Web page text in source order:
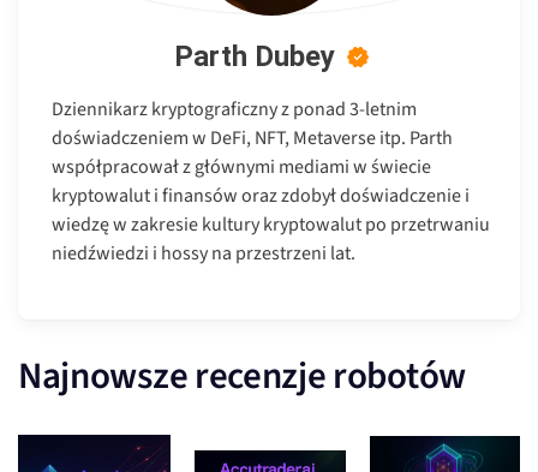
Parth Dubey
Dziennikarz kryptograficzny z ponad 3-letnim
doświadczeniem w DeFi, NFT, Metaverse itp. Parth
współpracował z głównymi mediami w świecie
kryptowalut i finansów oraz zdobył doświadczenie i
wiedzę w zakresie kultury kryptowalut po przetrwaniu
niedźwiedzi i hossy na przestrzeni lat.
Najnowsze recenzje robotów